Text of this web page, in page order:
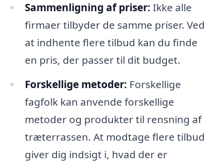
Sammenligning af priser: Ikke alle
firmaer tilbyder de samme priser. Ved
at indhente flere tilbud kan du finde
en pris, der passer til dit budget.
Forskellige metoder: Forskellige
fagfolk kan anvende forskellige
metoder og produkter til rensning af
træterrassen. At modtage flere tilbud
giver dig indsigt i, hvad der er